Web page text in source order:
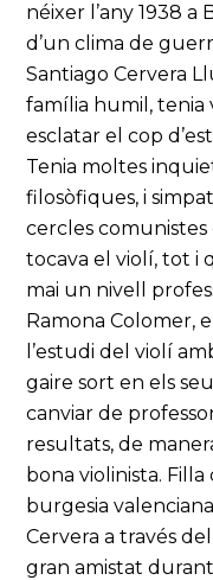
néixer l’any 1938 a
d’un clima de
Santiago Cervera
família humil, tenia
esclatar el cop
Tenia moltes
filosòfiques, i
cercles
tocava el violí, tot i
mai un nivell
Ramona Colomer,
l’estudi del violí
gaire sort en els
canviar de
resultats, de
bona violinista. Filla
burgesia
Cervera a través
gran amistat